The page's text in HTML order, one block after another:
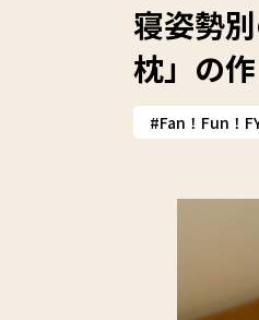
寝姿勢
枕」の
Fan！Fun！